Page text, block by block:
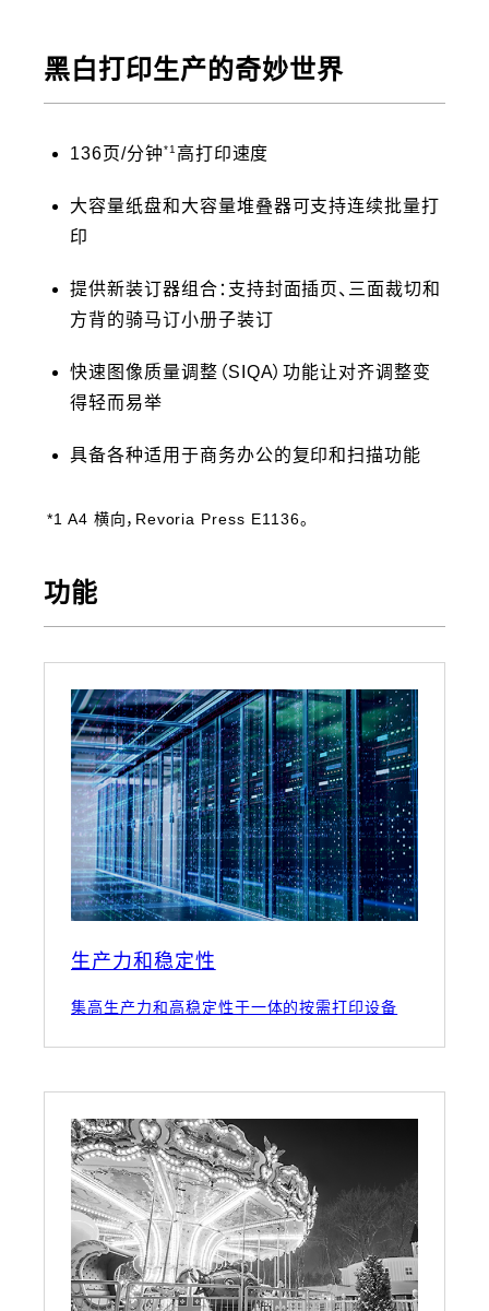
黑白打印生产的奇妙世界
136页/分钟*1 高打印速度
大容量纸盘和大容量堆叠器可支持连续批量打
印
提供新装订器组合：支持封面插页、三面裁切和
方背的骑马订小册子装订
快速图像质量调整（SIQA）功能让对齐调整变
得轻而易举
具备各种适用于商务办公的复印和扫描功能
*1 A4 横向，Revoria Press E1136。
功能
生产力和稳定性
集高生产力和高稳定性于一体的按需打印设备